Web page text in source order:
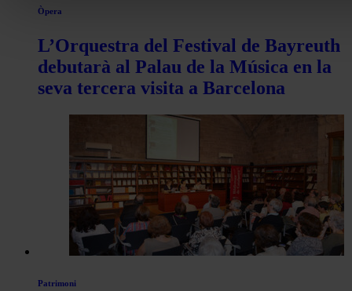
Òpera
L’Orquestra del Festival de Bayreuth
debutarà al Palau de la Música en la
seva tercera visita a Barcelona
Patrimoni